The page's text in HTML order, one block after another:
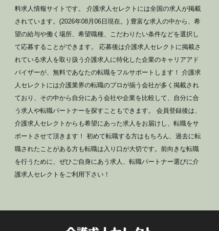
料求人情報サイトです。 介護求人セレクトには全国の求人が掲載
されています。(2026年08月06日現在。) 豊富な求人の中から、希
望の給与や働く場所、希望職種、こだわりたい条件などを選択し
て応募することができます。 応募後は介護求人セレクトに掲載さ
れている求人を取り扱う介護求人に特化した企業のキャリアアド
バイザーが、無料であなたの転職をフルサポートします！ 介護求
人セレクトには介護業界の転職のプロが揃う会社が多く掲載され
ており、その中から自分にあう会社や企業を比較して、自分に合
う求人や転職パートナーを探すこともできます。 会員登録後は、
介護求人セレクトからも希望にあった求人をお届けし、転職をサ
ポートさせて頂きます！ 初めて転職する方はもちろん、過去に転
職されたことがある方も転職は入り口が大切です。前向きな転職
を行うために、ぜひご自身にあう求人、転職パートナー選びに介
護求人セレクトをご利用下さい！